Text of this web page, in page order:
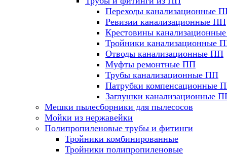
Переходы канализационные
Ревизии канализационные ПП
Крестовины
Тройники канализационные
Отводы канализационные ПП
Муфты ремонтные ПП
Трубы канализационные ПП
Патрубки компенсационные
Заглушки канализационные
Мешки пылесборники для пылесосов
Мойки из нержавейки
Полипропиленовые трубы и фитинги
Тройники комбинированные
Тройники полипропиленовые